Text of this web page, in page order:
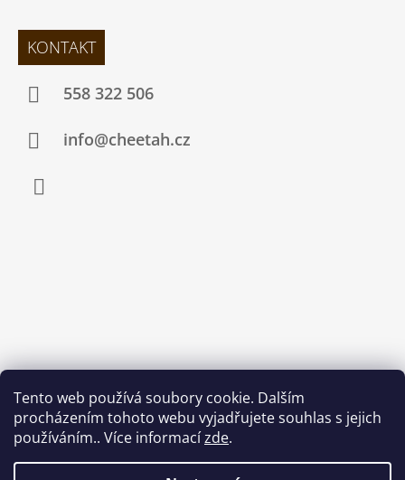
Tento web používá soubory cookie. Dalším
procházením tohoto webu vyjadřujete souhlas s jejich
používáním.. Více informacízde.
KONTAKT
558 322 506
info@cheetah.cz